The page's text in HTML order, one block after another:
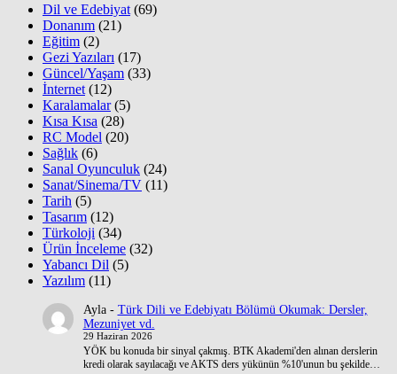
Dil ve Edebiyat (69)
Donanım (21)
Eğitim (2)
Gezi Yazıları (17)
Güncel/Yaşam (33)
İnternet (12)
Karalamalar(5)
Kısa Kısa (28)
RC Model (20)
Sağlık (6)
Sanal Oyunculuk (24)
Sanat/Sinema/TV (11)
Tarih (5)
Tasarım (12)
Türkoloji (34)
Ürün İnceleme (32)
Yabancı Dil (5)
Yazılım (11)
Ayla- Türk Dili ve Edebiyatı Bölümü Okumak: Dersler,
Mezuniyet vd.
29 Haziran 2026
YÖK bu konuda bir sinyal çakmış. BTK Akademi'den alınan derslerin
kredi olarak sayılacağı ve AKTS ders yükünün %10'unun bu şekilde…